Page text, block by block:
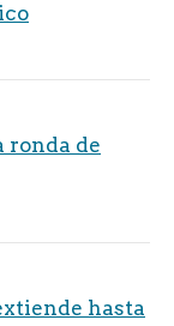
ronda de
hasta